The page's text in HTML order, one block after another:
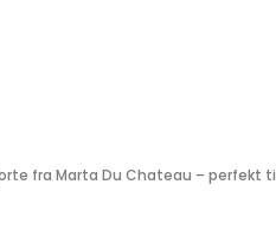
fra Marta Du Chateau – perfekt